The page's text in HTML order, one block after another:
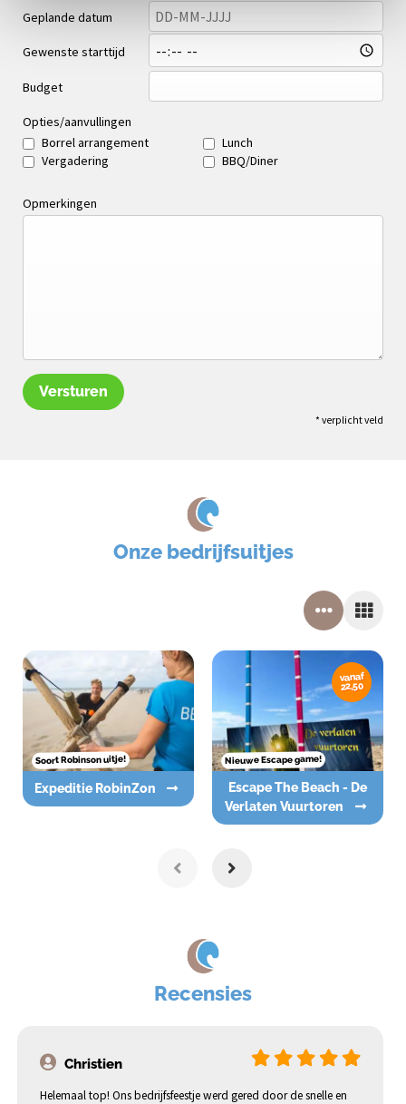
Geplande datum
Gewenste starttijd
Budget
Opties/aanvullingen
Borrel arrangement
Lunch
Vergadering
BBQ/Diner
Opmerkingen
Versturen
* verplicht veld
Onze bedrijfsuitjes
Soort Robinson uitje!
Expeditie RobinZon
vanaf
22,50
Nieuwe Escape game!
Escape The Beach - De
Verlaten Vuurtoren
Recensies
Christien
Helemaal top! Ons bedrijfsfeestje werd gered door de snelle en